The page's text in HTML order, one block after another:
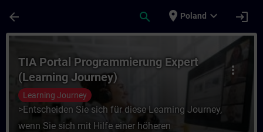
arrow_back search place Poland expand_more login
Kurs - TIA Portal Programmierung
more_vert
TIA Portal Programmierung Expert
(Learning Journey)
Learning Journey
>Entscheiden Sie sich für diese Learning Journey,
wenn Sie sich mit Hilfe einer höheren